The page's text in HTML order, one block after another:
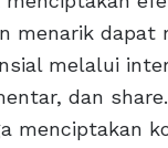
menarik dapat
melalui
dan
menciptakan